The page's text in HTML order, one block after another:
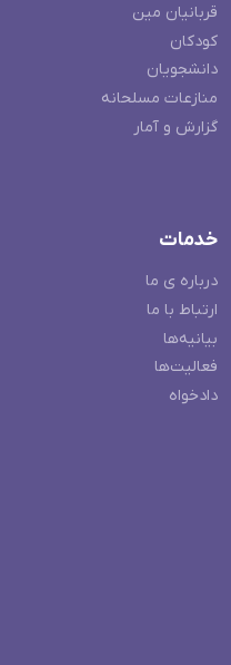
قربانیان مین
کودکان
دانشجویان
منازعات مسلحانه
گزارش و آمار
خدمات
درباره ی ما
ارتباط با ما
بیانیه‌ها
فعالیت‌ها
دادخواه